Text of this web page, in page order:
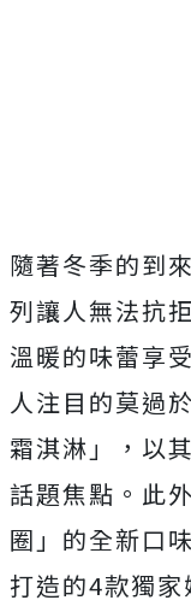
隨著冬季的到
列讓人無法抗
溫暖的味蕾享
人注目的莫過
霜淇淋」，以
話題焦點。此
圈」的全新口
打造的4款獨